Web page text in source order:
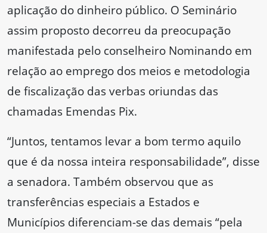
aplicação do dinheiro público. O Seminário
assim proposto decorreu da preocupação
manifestada pelo conselheiro Nominando em
relação ao emprego dos meios e metodologia
de fiscalização das verbas oriundas das
chamadas Emendas Pix.
“Juntos, tentamos levar a bom termo aquilo
que é da nossa inteira responsabilidade”, disse
a senadora. Também observou que as
transferências especiais a Estados e
Municípios diferenciam-se das demais “pela